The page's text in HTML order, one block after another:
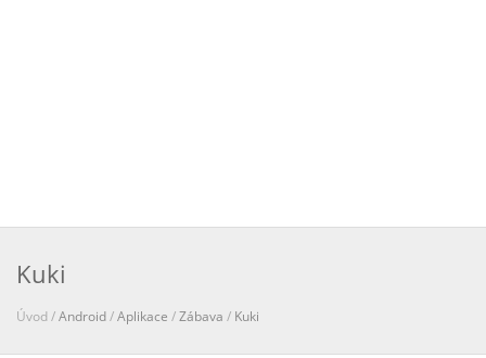
Kuki
Úvod /Android/Aplikace /Zábava / Kuki